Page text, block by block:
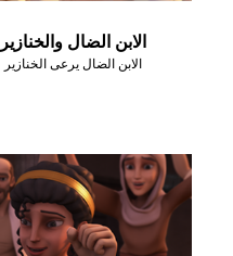
الابن الضال والخنازير
الابن الضال يرعى الخنازير